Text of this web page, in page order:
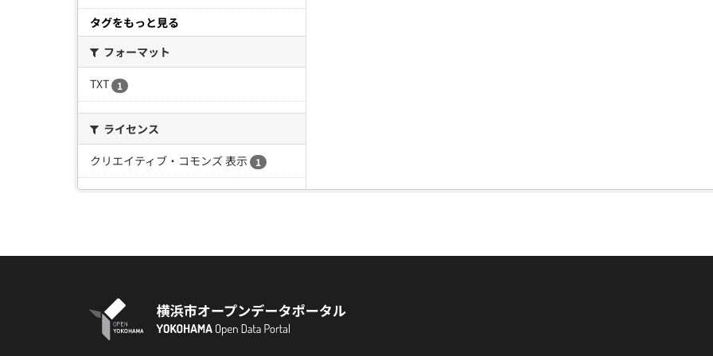
タグをもっと見る
フォーマット
TXT
1
ライセンス
クリエイティブ・コモンズ 表示
1